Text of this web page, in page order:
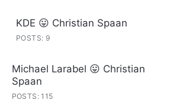
KDE 😛 Christian Spaan
POSTS: 9
Michael Larabel 😛 Christian
Spaan
POSTS: 115